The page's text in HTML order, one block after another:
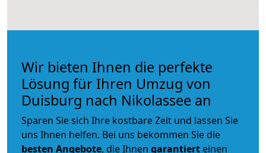
Wir bieten Ihnen die perfekte
Lösung für Ihren Umzug von
Duisburg nach Nikolassee an
Sparen Sie sich Ihre kostbare Zeit und lassen Sie
uns Ihnen helfen. Bei uns bekommen Sie die
besten Angebote, die Ihnen garantiert einen